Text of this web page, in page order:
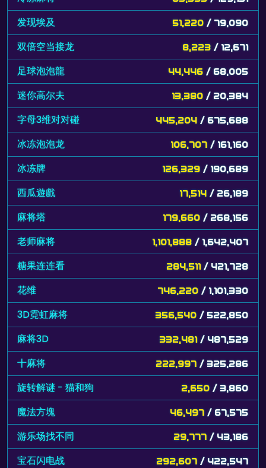
发现埃及 51,220 / 79,090
双倍空当接龙 8,223 / 12,671
足球泡泡龍 44,446 / 68,005
迷你高尔夫 13,380 / 20,384
字母3维对对碰 445,204 / 675,688
冰冻泡泡龙 106,707 / 161,160
冰冻牌 126,329 / 190,689
西瓜遊戲 17,514 / 26,189
麻将塔 179,660 / 268,156
老师麻将 1,101,888 / 1,642,407
糖果连连看 284,511 / 421,728
花维 746,220 / 1,101,330
3D霓虹麻将 356,540 / 522,850
麻将3D 332,481 / 487,529
十麻将 222,997 / 325,286
旋转解谜 - 猫和狗 2,650 / 3,860
魔法方塊 46,497 / 67,575
游乐场找不同 29,777 / 43,186
宝石闪电战 292,607 / 422,547